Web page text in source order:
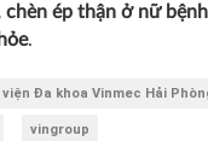
chèn ép thận ở nữ
.
viện Đa khoa Vinmec Hải
vingroup